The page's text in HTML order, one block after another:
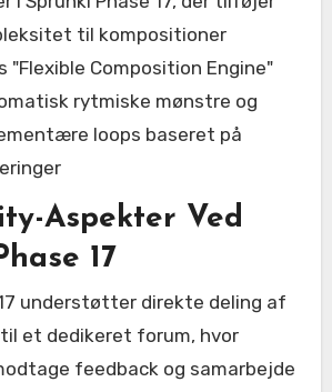
til kompositioner
"Flexible Composition Engine"
rytmiske mønstre og
loops baseret på
Aspekter Ved
17
understøtter direkte deling af
et dedikeret forum, hvor
feedback og samarbejde